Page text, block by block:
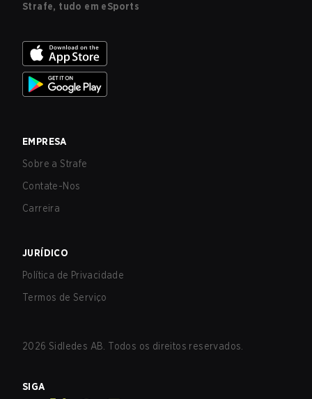
Strafe, tudo em eSports
EMPRESA
Sobre a Strafe
Contate-Nos
Carreira
JURÍDICO
Política de Privacidade
Termos de Serviço
2026 Sidledes AB. Todos os direitos reservados.
SIGA